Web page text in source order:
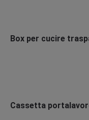
Box per cucire
Cassetta